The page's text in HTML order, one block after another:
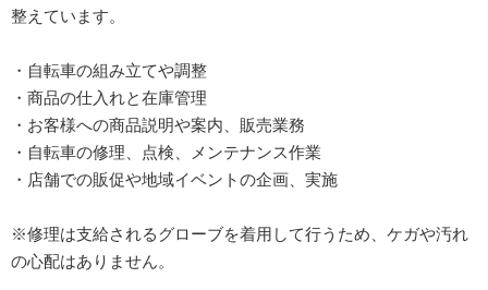
整えています。
・自転車の組み立てや調整
・商品の仕入れと在庫管理
・お客様への商品説明や案内、販売業務
・自転車の修理、点検、メンテナンス作業
・店舗での販促や地域イベントの企画、実施
※修理は支給されるグローブを着用して行うため、ケガや汚れ
の心配はありません。